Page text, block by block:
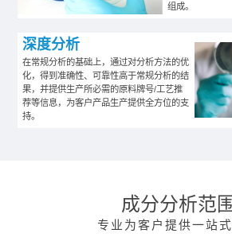
组成。
深度分析
在常规分析的基础上，通过对分析方法的优
化，得到准确性、可靠性高于常规分析的结
果，并提供生产所必需的原料牌号/工艺推
荐等信息，为客户产品生产提供全方位的支
持。
成分分析范围
专业为客户提供一站